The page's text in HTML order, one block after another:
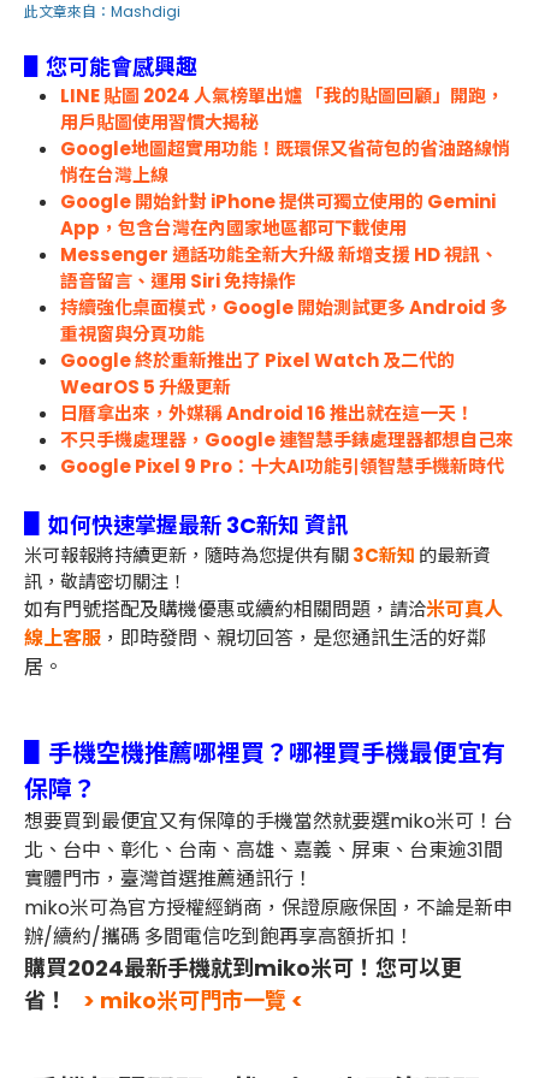
此文章來自： Mashdigi
▋您可能會感興趣
LINE 貼圖 2024 人氣榜單出爐 「我的貼圖回顧」開跑，
用戶貼圖使用習慣大揭秘
Google地圖超實用功能！既環保又省荷包的省油路線悄
悄在台灣上線
Google 開始針對 iPhone 提供可獨立使用的 Gemini
App，包含台灣在內國家地區都可下載使用
Messenger 通話功能全新大升級 新增支援 HD 視訊、
語音留言、運用 Siri 免持操作
持續強化桌面模式，Google 開始測試更多 Android 多
重視窗與分頁功能
Google 終於重新推出了 Pixel Watch 及二代的
WearOS 5 升級更新
日曆拿出來，外媒稱 Android 16 推出就在這一天！
不只手機處理器，Google 連智慧手錶處理器都想自己來
Google Pixel 9 Pro：十大AI功能引領智慧手機新時代
如何快速掌握最新 3C新知 資訊
米可報報將持續更新，隨時為您提供有關3C新知 的最新資
訊，敬請密切關注！
如有門號搭配及購機優惠或續約相關問題， 請洽米可真人
線上客服 ，即時發問、親切回答，是您通訊生活的好鄰
居。
▋手機空機推薦哪裡買？哪裡買手機最便宜有
保障？
想要買到最便宜又有保障的手機當然就要選miko米可！台
北、台中、彰化、台南、高雄、嘉義、屏東、台東逾31間
實體門市，臺灣首選推薦通訊行！
miko米可為官方授權經銷商，保證原廠保固，不論是新申
辦/續約/攜碼 多間電信吃到飽再享高額折扣！
購買2024最新手機就到miko米可！您可以更
省！
> miko米可門市一覽 <